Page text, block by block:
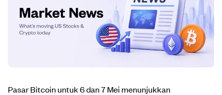
Pasar Bitcoin untuk 6 dan 7 Mei menunjukkan